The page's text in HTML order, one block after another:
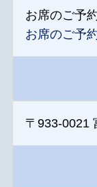
お席のご予
お席のご予
〒933-0021